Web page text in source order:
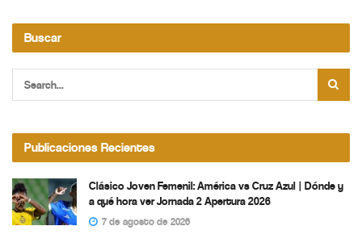
Buscar
Publicaciones Recientes
Clásico Joven Femenil: América vs Cruz Azul | Dónde y
a qué hora ver Jornada 2 Apertura 2026
7 de agosto de 2026